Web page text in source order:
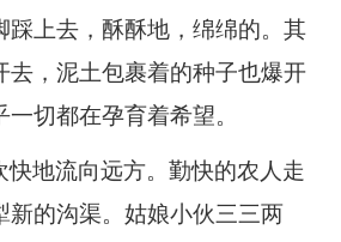
踩上去，酥酥地，绵绵的。其
去，泥土包裹着的种子也爆开
切都在孕育着希望。
快地流向远方。勤快的农人走
新的沟渠。姑娘小伙三三两